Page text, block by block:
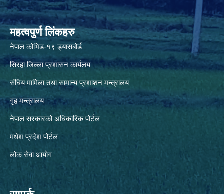
महत्वपुर्ण लिंकहरु
नेपाल कोभिड-१९ ड्यासबोर्ड
सिरहा जिल्ला प्रशासन कार्यलय
संघिय मामिला तथा सामान्य प्रशाशन मन्त्रालय
गृह मन्त्रालय
नेपाल सरकारको अधिकारिक पोर्टल
मधेश प्रदेश पोर्टल
लोक सेवा आयोग